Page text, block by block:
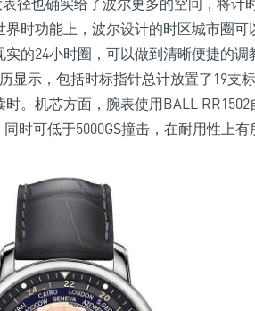
径也确实给了波尔更多的空间，将计
时功能上，波尔设计的时区城市圈可
的24小时圈，可以做到清晰便捷的调
显示，包括时标指针总计放置了19支
。机芯方面，腕表使用BALL
时可低于5000GS撞击，在耐用性上有